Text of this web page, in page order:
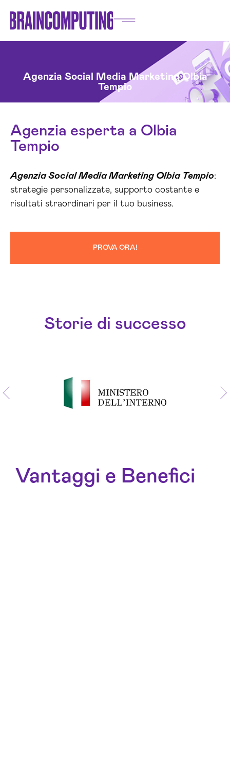
Agenzia Social Media Marketing Olbia
Tempio
Agenzia esperta a Olbia
Tempio
Agenzia Social Media Marketing Olbia Tempio:
strategie personalizzate, supporto costante e
risultati straordinari per il tuo business.
PROVA ORA!
Storie di successo
Vantaggi e Benefici